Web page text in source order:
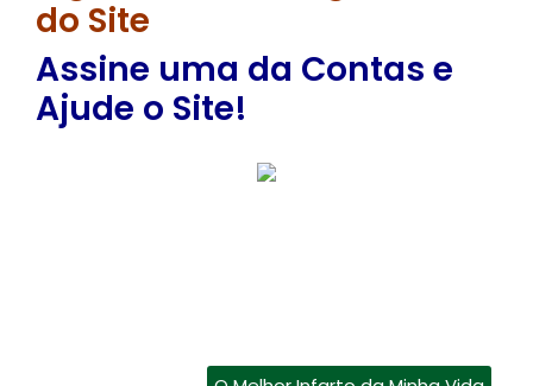
do Site
Assine uma da Contas e
Ajude o Site!